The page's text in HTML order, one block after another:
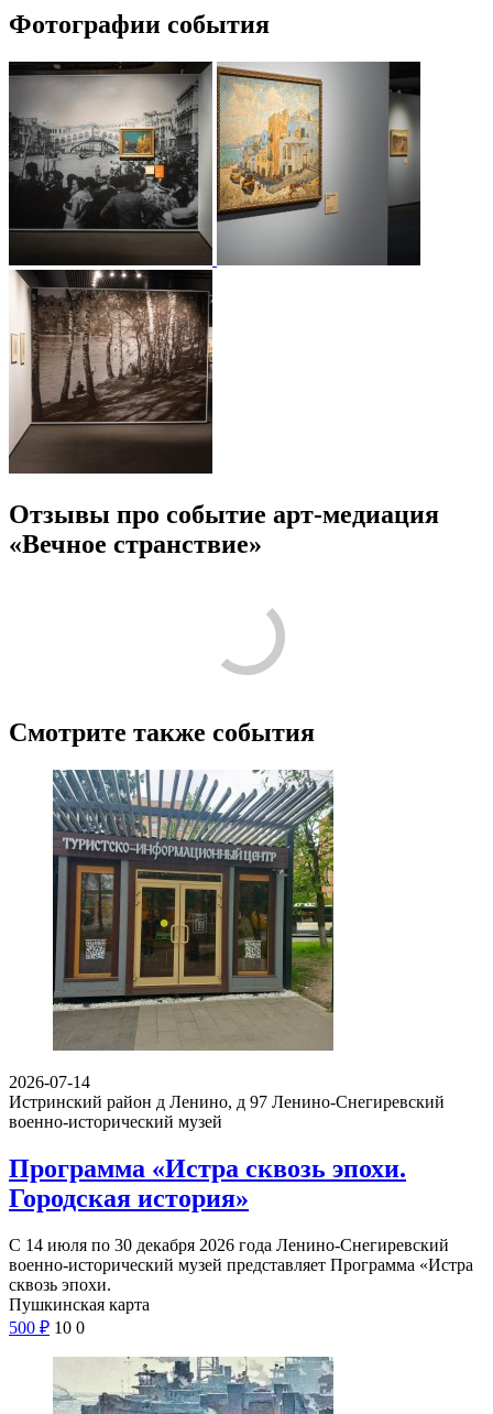
Фотографии события
Отзывы про событие арт-медиация
«Вечное странствие»
Никто ещё не оставил комментариев, станьте первым.
Смотрите также события
2026-07-14
Истринский район д Ленино, д 97
военно-исторический музей
Городская история»